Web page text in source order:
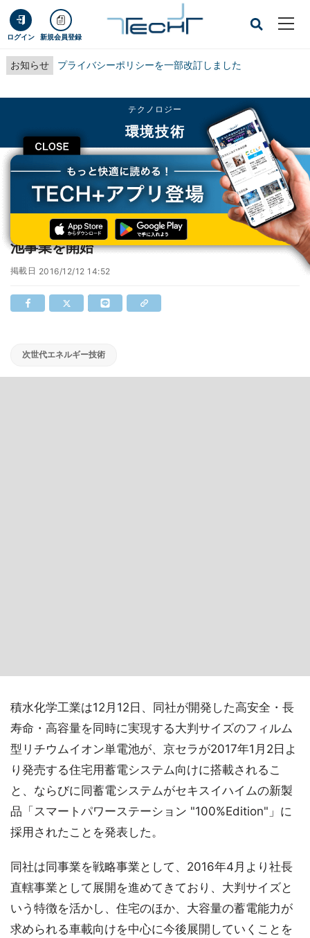
ログイン 新規会員登録
お知らせ プライバシーポリシーを一部改訂しました
CLOSE
テクノロジー
環境技術
TECH+ テクノロジー
環境技術
積水化学、大判フィルム型リチウムイオン電池事業を開始
積水化学、大判フィルム型リチウムイオン電
池事業を開始
掲載日 2016/12/12 14:52
次世代エネルギー技術
積水化学工業は12月12日、同社が開発した高安全・長
寿命・高容量を同時に実現する大判サイズのフィルム
型リチウムイオン単電池が、京セラが2017年1月2日よ
り発売する住宅用蓄電システム向けに搭載されるこ
と、ならびに同蓄電システムがセキスイハイムの新製
品「スマートパワーステーション "100%Edition"」に
採用されたことを発表した。
同社は同事業を戦略事業として、2016年4月より社長
直轄事業として展開を進めてきており、大判サイズと
いう特徴を活かし、住宅のほか、大容量の蓄電能力が
求められる車載向けを中心に今後展開していくことを